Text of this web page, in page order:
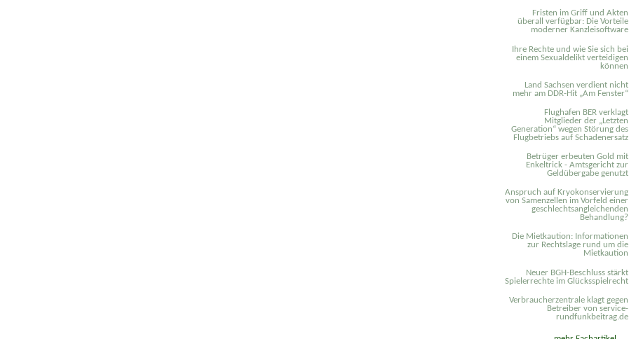
Fristen im Griff und Akten
überall verfügbar: Die Vorteile
moderner Kanzleisoftware
Ihre Rechte und wie Sie sich bei
einem Sexual­delikt verteidigen
können
Land Sachsen verdient nicht
mehr am DDR-Hit „Am Fenster“
Flughafen BER verklagt
Mitglieder der „Letzten
Generation“ wegen Störung des
Flugbetriebs auf Schadenersatz
Betrüger erbeuten Gold mit
Enkeltrick - Amtsgericht zur
Geldübergabe genutzt
Anspruch auf Kryokonservierung
von Samenzellen im Vorfeld einer
geschlechtsangleichenden
Behandlung?
Die Mietkaution: Informationen
zur Rechtslage rund um die
Mietkaution
Neuer BGH-Beschluss stärkt
Spielerrechte im Glücksspielrecht
Verbraucherzentrale klagt gegen
Betreiber von service-
rundfunkbeitrag.de